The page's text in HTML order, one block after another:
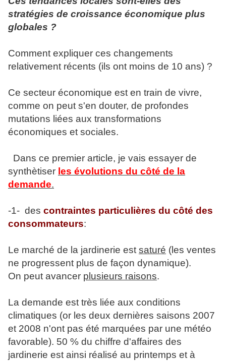
stratégies de croissance économique plus
globales ?
Comment expliquer ces changements
relativement récents (ils ont moins de 10 ans) ?
Ce secteur économique est en train de vivre,
comme on peut s'en douter, de profondes
mutations liées aux transformations
économiques et sociales.
Dans ce premier article, je vais essayer de
synthètiser les évolutions du côté de la
demande.
-1- des contraintes particulières du côté des
consommateurs:
Le marché de la jardinerie est saturé (les ventes
ne progressent plus de façon dynamique).
On peut avancer plusieurs raisons.
La demande est très liée aux conditions
climatiques (or les deux dernières saisons 2007
et 2008 n'ont pas été marquées par une météo
favorable). 50 % du chiffre d'affaires des
jardinerie est ainsi réalisé au printemps et à